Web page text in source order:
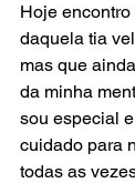
Hoje
daquela tia
mas que
da minha
sou especial
cuidado para
todas as